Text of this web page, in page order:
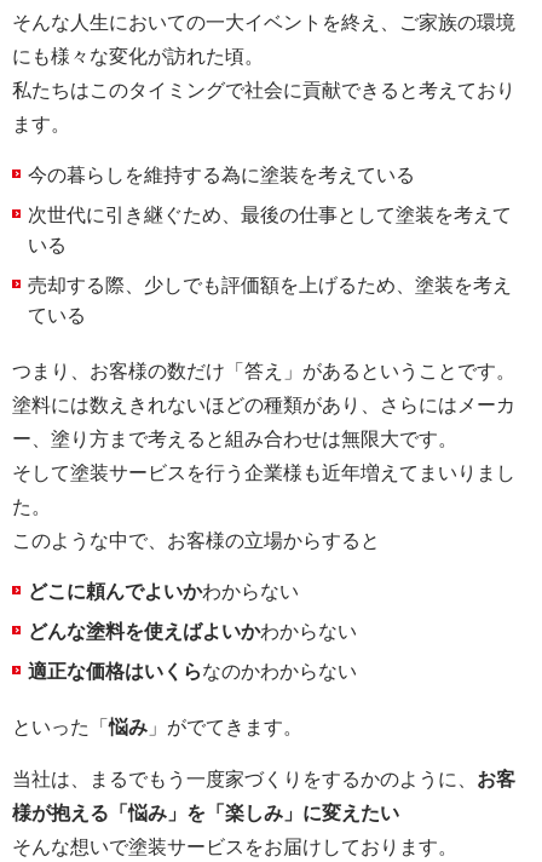
そんな人生においての一大イベントを終え、ご家族の環境
にも様々な変化が訪れた頃。
私たちはこのタイミングで社会に貢献できると考えており
ます。
今の暮らしを維持する為に塗装を考えている
次世代に引き継ぐため、最後の仕事として塗装を考えて
いる
売却する際、少しでも評価額を上げるため、塗装を考え
ている
つまり、お客様の数だけ「答え」があるということです。
塗料には数えきれないほどの種類があり、さらにはメーカ
ー、塗り方まで考えると組み合わせは無限大です。
そして塗装サービスを行う企業様も近年増えてまいりまし
た。
このような中で、お客様の立場からすると
どこに頼んでよいかわからない
どんな塗料を使えばよいかわからない
適正な価格はいくらなのかわからない
といった「悩み 」がでてきます。
当社は、まるでもう一度家づくりをするかのように、 お客
様が抱える「悩み」を「楽しみ」に変えたい
そんな想いで塗装サービスをお届けしております。